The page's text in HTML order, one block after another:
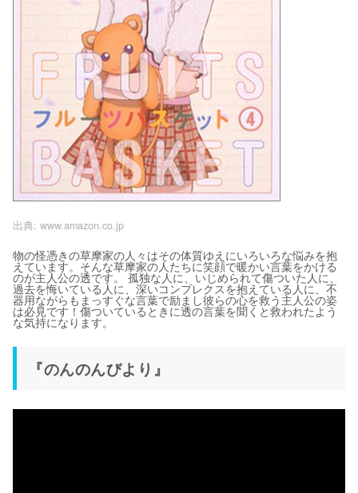
出典: www.amazon.co.jp
物の怪憑きの草摩家の人々はその体質ゆえにいろいろな悩みを抱
えています。そんな草摩家の人たちに笑顔で暖かい言葉をかける
のが主人公の透です。 孤独な人に、いじめられて傷ついた人に、
過去を悔いている人に、深いコンプレクスを抱えている人に、不
器用ながらもまっすぐな言葉で励まし彼らの心を救う主人公の姿
は必見です！傷ついているときに透の言葉を聞くと救われたよう
な気持になります。
『のんのんびより』